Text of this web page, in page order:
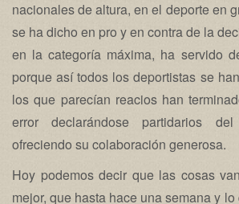
nacionales de altura, en el deporte en
se ha dicho en pro y en contra de la
en la categoría máxima, ha servido
porque así todos los deportistas se
los que parecían reacios han
error declarándose partidarios
ofreciendo su colaboración generosa.
Hoy podemos decir que las cosas
mejor, que hasta hace una semana y